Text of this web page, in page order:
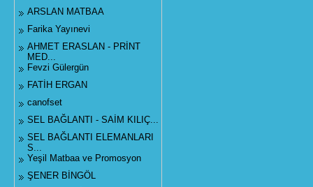
ARSLAN MATBAA
Farika Yayınevi
AHMET ERASLAN - PRİNT
MED...
Fevzi Gülergün
FATİH ERGAN
canofset
SEL BAĞLANTI - SAİM KILIÇ...
SEL BAĞLANTI ELEMANLARI
S...
Yeşil Matbaa ve Promosyon
ŞENER BİNGÖL